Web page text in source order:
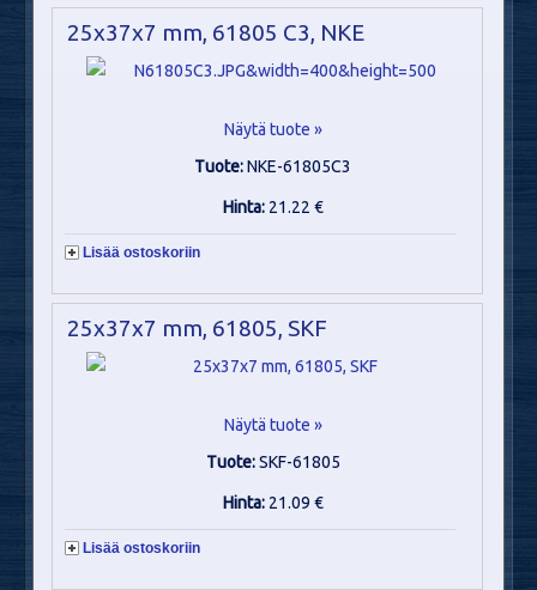
25x37x7 mm, 61805 C3, NKE
Näytä tuote »
Tuote:NKE-61805C3
Hinta: 21.22 €
Lisää ostoskoriin
25x37x7 mm, 61805, SKF
Näytä tuote »
Tuote:SKF-61805
Hinta: 21.09 €
Lisää ostoskoriin